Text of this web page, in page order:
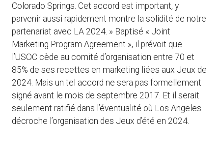
Colorado Springs. Cet accord est important, y
parvenir aussi rapidement montre la solidité de notre
partenariat avec LA 2024. » Baptisé « Joint
Marketing Program Agreement », il prévoit que
l’USOC cède au comité d’organisation entre 70 et
85% de ses recettes en marketing liées aux Jeux de
2024. Mais un tel accord ne sera pas formellement
signé avant le mois de septembre 2017. Et il serait
seulement ratifié dans l’éventualité où Los Angeles
décroche l’organisation des Jeux d’été en 2024.